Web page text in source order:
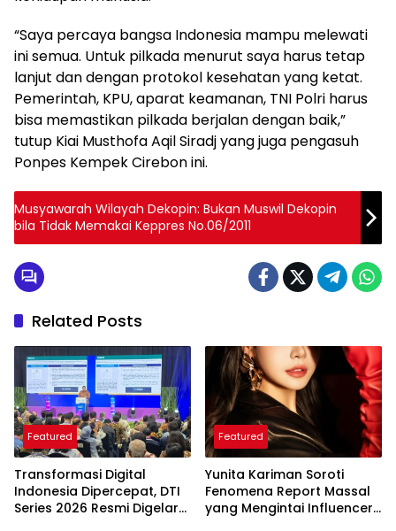
“Saya percaya bangsa Indonesia mampu melewati
ini semua. Untuk pilkada menurut saya harus tetap
lanjut dan dengan protokol kesehatan yang ketat.
Pemerintah, KPU, aparat keamanan, TNI Polri harus
bisa memastikan pilkada berjalan dengan baik,”
tutup Kiai Musthofa Aqil Siradj yang juga pengasuh
Ponpes Kempek Cirebon ini.
Musyawarah Wilayah Dekopin: Bukan Muswil Dekopin
bila Tidak Memakai Keppres No.06/2011
Related Posts
Featured
Transformasi Digital
Indonesia Dipercepat, DTI
Series 2026 Resmi Digelar
Featured
Yunita Kariman Soroti
Fenomena Report Massal
yang Mengintai Influencer,